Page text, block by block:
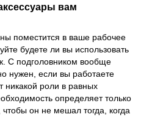
вам
поместится в ваше рабочее
будете ли вы использовать
С подголовником вообще
нужен, если вы работаете
никакой роли в равных
определяет только
он не мешал тогда, когда